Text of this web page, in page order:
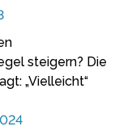
steigern? Die
„Vielleicht“